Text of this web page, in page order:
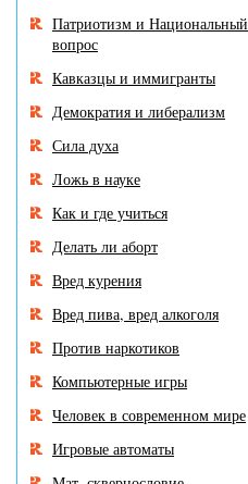
Патриотизм и Национальный
вопрос
Кавказцы и иммигранты
Демократия и либерализм
Сила духа
Ложь в науке
Как и где учиться
Делать ли аборт
Вред курения
Вред пива, вред алкоголя
Против наркотиков
Компьютерные игры
Человек в современном мире
Игровые автоматы